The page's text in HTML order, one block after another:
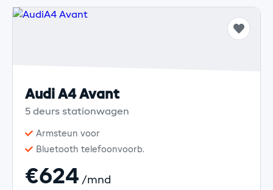
Audi A4 Avant
5 deurs stationwagen
Armsteun voor
Bluetooth telefoonvoorb.
€624 /mnd